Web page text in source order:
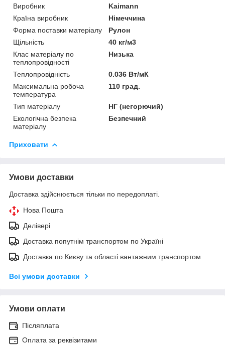
Виробник
Kaimann
Країна виробник
Німеччина
Форма поставки матеріалу
Рулон
Щільність
40 кг/м3
Клас матеріалу по
теплопровідності
Низька
Теплопровідність
0.036 Вт/мК
Максимальна робоча
температура
110 град.
Тип матеріалу
НГ (негорючий)
Екологічна безпека
матеріалу
Безпечний
Приховати
Умови доставки
Доставка здійснюється тільки по передоплаті.
Нова Пошта
Делівері
Доставка попутнім транспортом по Україні
Доставка по Києву та області вантажним транспортом
Всі умови доставки
Умови оплати
Післяплата
Оплата за реквізитами